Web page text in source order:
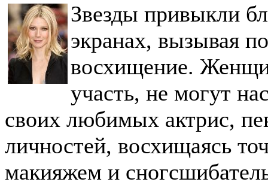
Звезды привыкли
экранах, вызывая
восхищение.
участь, не могут
своих любимых актрис,
личностей, восхищаясь
макияжем и